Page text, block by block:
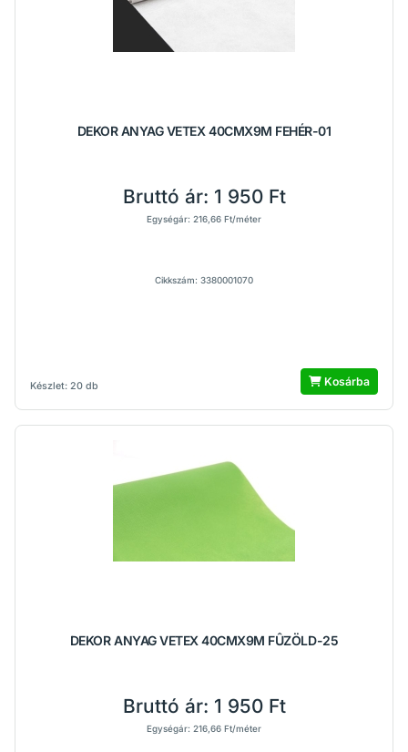
DEKOR ANYAG VETEX 40CMX9M FEHÉR-01
Készlet: 20 db
Bruttó ár: 1 950 Ft
Egységár: 216,66 Ft/méter
Cikkszám: 3380001070
Kosárba
DEKOR ANYAG VETEX 40CMX9M FÛZÖLD-25
Bruttó ár: 1 950 Ft
Egységár: 216,66 Ft/méter